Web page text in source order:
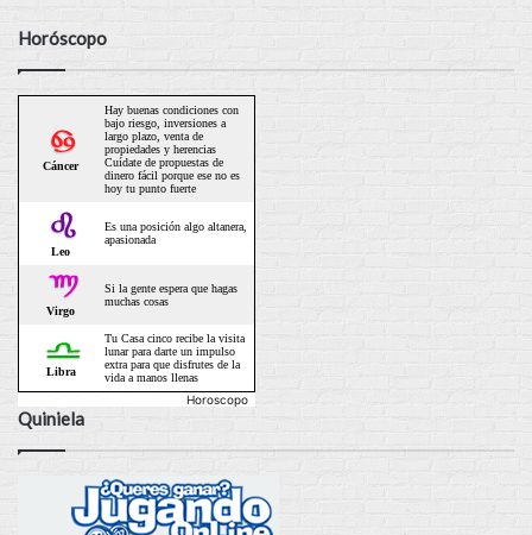
Horóscopo
Horoscopo
Quiniela